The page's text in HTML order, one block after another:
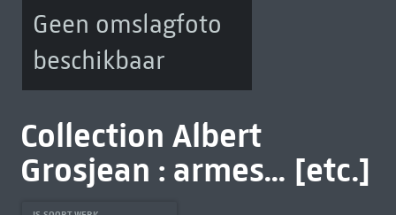
Geen omslagfoto
beschikbaar
Collection Albert
Grosjean : armes... [etc.]